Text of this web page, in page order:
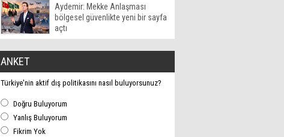
Aydemir: Mekke Anlaşması
bölgesel güvenlikte yeni bir sayfa
açtı
ANKET
Türkiye'nin aktif dış politikasını nasıl buluyorsunuz?
Doğru Buluyorum
Yanlış Buluyorum
Fikrim Yok